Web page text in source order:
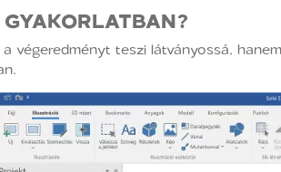
végeredményt teszi látványossá,